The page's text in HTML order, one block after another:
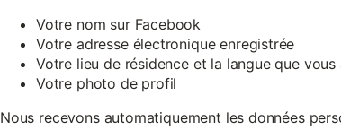
Votre nom sur Facebook
Votre adresse électronique enregistrée
Votre lieu de résidence et la langue que vous
Votre photo de profil
Nous recevons automatiquement les données